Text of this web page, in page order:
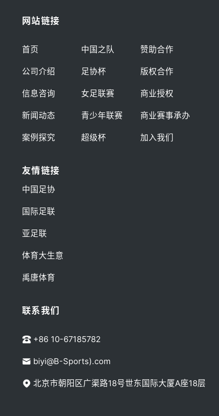
网站链接
首页 中国之队 赞助合作
公司介绍 足协杯 版权合作
信息咨询 女足联赛 商业授权
新闻动态 青少年联赛 商业赛事承办
案例探究 超级杯 加入我们
友情链接
中国足协
国际足联
亚足联
体育大生意
禹唐体育
联系我们
+86 10-67185782
biyi@B-Sports).com
北京市朝阳区广渠路18号世东国际大厦A座18层